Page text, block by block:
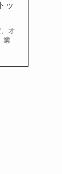
ッ
オ
業